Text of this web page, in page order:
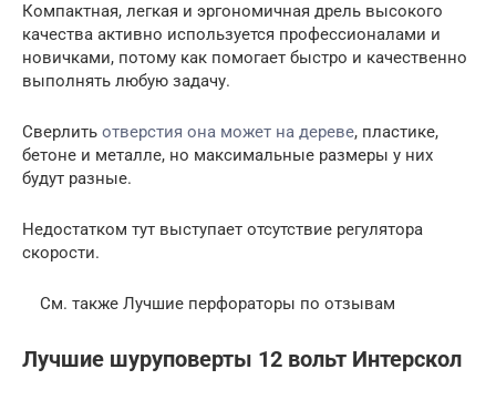
Компактная, легкая и эргономичная дрель высокого
качества активно используется профессионалами и
новичками, потому как помогает быстро и качественно
выполнять любую задачу.
Сверлить отверстия она может на дереве, пластике,
бетоне и металле, но максимальные размеры у них
будут разные.
Недостатком тут выступает отсутствие регулятора
скорости.
См. также Лучшие перфораторы по отзывам
Лучшие шуруповерты 12 вольт Интерскол